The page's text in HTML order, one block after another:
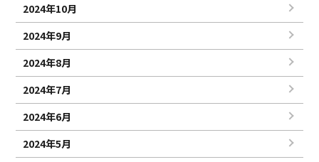
2024年10月
2024年9月
2024年8月
2024年7月
2024年6月
2024年5月